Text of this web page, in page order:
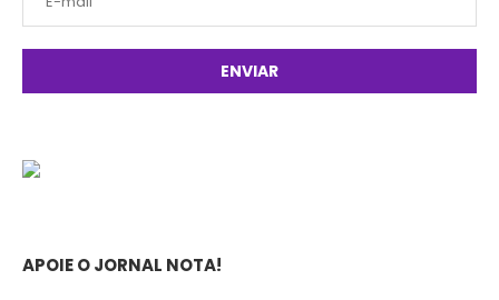
APOIE O JORNAL NOTA!